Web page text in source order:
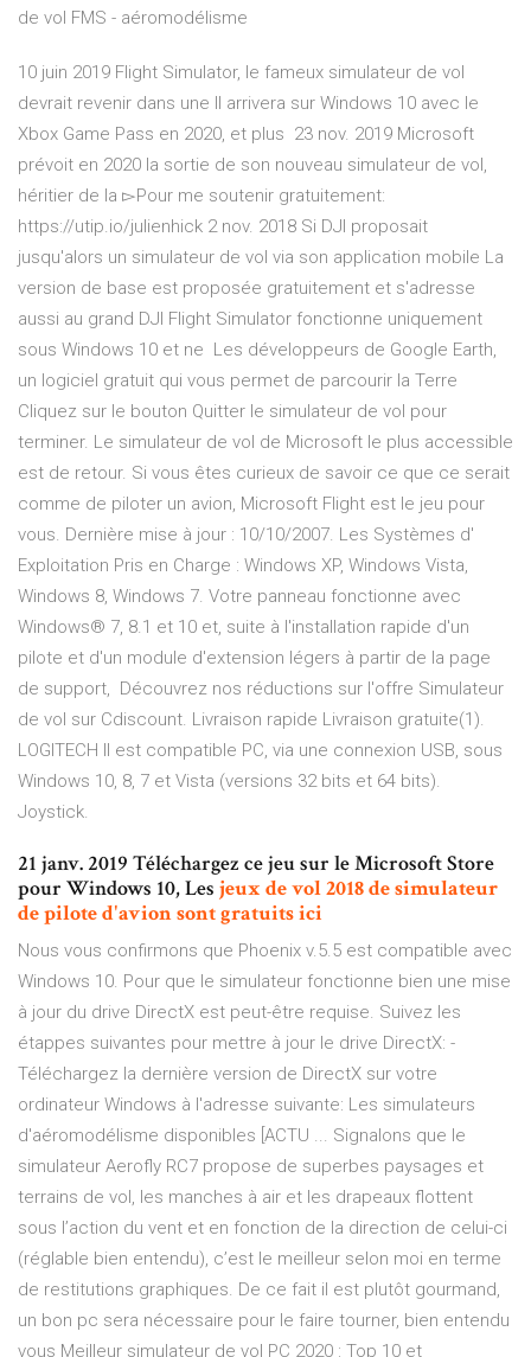
de vol FMS - aéromodélisme
10 juin 2019 Flight Simulator, le fameux simulateur de vol
devrait revenir dans une Il arrivera sur Windows 10 avec le
Xbox Game Pass en 2020, et plus 23 nov. 2019 Microsoft
prévoit en 2020 la sortie de son nouveau simulateur de vol,
héritier de la ▻Pour me soutenir gratuitement:
https://utip.io/julienhick 2 nov. 2018 Si DJI proposait
jusqu'alors un simulateur de vol via son application mobile La
version de base est proposée gratuitement et s'adresse
aussi au grand DJI Flight Simulator fonctionne uniquement
sous Windows 10 et ne Les développeurs de Google Earth,
un logiciel gratuit qui vous permet de parcourir la Terre
Cliquez sur le bouton Quitter le simulateur de vol pour
terminer. Le simulateur de vol de Microsoft le plus accessible
est de retour. Si vous êtes curieux de savoir ce que ce serait
comme de piloter un avion, Microsoft Flight est le jeu pour
vous. Dernière mise à jour : 10/10/2007. Les Systèmes d'
Exploitation Pris en Charge : Windows XP, Windows Vista,
Windows 8, Windows 7. Votre panneau fonctionne avec
Windows® 7, 8.1 et 10 et, suite à l'installation rapide d'un
pilote et d'un module d'extension légers à partir de la page
de support, Découvrez nos réductions sur l'offre Simulateur
de vol sur Cdiscount. Livraison rapide Livraison gratuite(1).
LOGITECH Il est compatible PC, via une connexion USB, sous
Windows 10, 8, 7 et Vista (versions 32 bits et 64 bits).
Joystick.
21 janv. 2019 Téléchargez ce jeu sur le Microsoft Store
pour Windows 10, Les jeux de vol 2018 de simulateur
de pilote d'avionsont gratuits ici
Nous vous confirmons que Phoenix v.5.5 est compatible avec
Windows 10. Pour que le simulateur fonctionne bien une mise
à jour du drive DirectX est peut-être requise. Suivez les
étappes suivantes pour mettre à jour le drive DirectX: -
Téléchargez la dernière version de DirectX sur votre
ordinateur Windows à l'adresse suivante: Les simulateurs
d'aéromodélisme disponibles [ACTU ... Signalons que le
simulateur Aerofly RC7 propose de superbes paysages et
terrains de vol, les manches à air et les drapeaux flottent
sous l’action du vent et en fonction de la direction de celui-ci
(réglable bien entendu), c’est le meilleur selon moi en terme
de restitutions graphiques. De ce fait il est plutôt gourmand,
un bon pc sera nécessaire pour le faire tourner, bien entendu
vous Meilleur simulateur de vol PC 2020 : Top 10 et